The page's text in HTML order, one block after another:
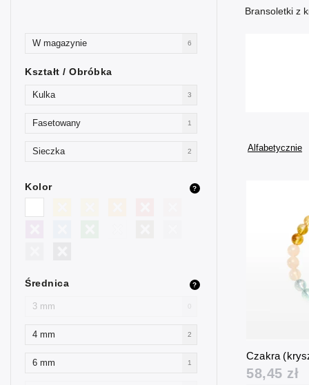
W magazynie 6
Kształt / Obróbka
Kulka 3
Fasetowany 1
Sieczka 2
Kolor ?
Średnica ?
3 mm 0
4 mm 2
6 mm 1
Bransoletki z
Alfabetycznie
Czakra
58,45 zł